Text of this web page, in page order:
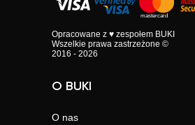
Opracowane z ♥ zespołem BUKI
Wszelkie prawa zastrzeżone ©
2016 - 2026
O BUKI
O nas